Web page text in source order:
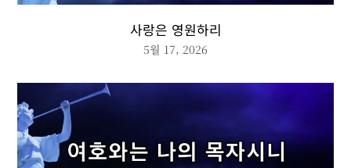
사랑은 영원하리
5월 17, 2026